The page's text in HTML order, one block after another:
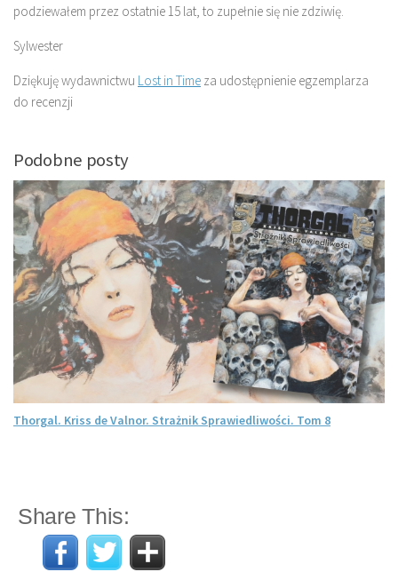
podziewałem przez ostatnie 15 lat, to zupełnie się nie zdziwię.
Sylwester
Dziękuję wydawnictwu Lost in Time za udostępnienie egzemplarza
do recenzji
Podobne posty
Thorgal. Kriss de Valnor. Strażnik Sprawiedliwości. Tom 8
Share This: